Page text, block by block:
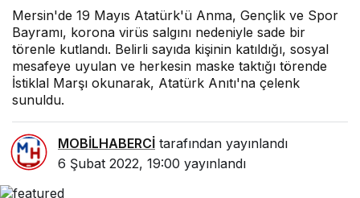
Mersin'de 19 Mayıs Atatürk'ü Anma, Gençlik ve Spor
Bayramı, korona virüs salgını nedeniyle sade bir
törenle kutlandı. Belirli sayıda kişinin katıldığı, sosyal
mesafeye uyulan ve herkesin maske taktığı törende
İstiklal Marşı okunarak, Atatürk Anıtı'na çelenk
sunuldu.
MOBİLHABERCİ tarafından yayınlandı
6 Şubat 2022, 19:00 yayınlandı